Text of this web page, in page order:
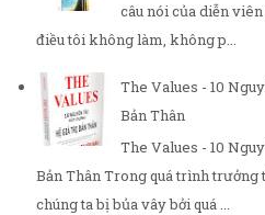
câu nói của diễn
điều tôi không làm, không p...
The Values - 10
Bản Thân
The Values - 10
Bản Thân Trong quá trình trưởng
chúng ta bị bủa vây bởi quá ...